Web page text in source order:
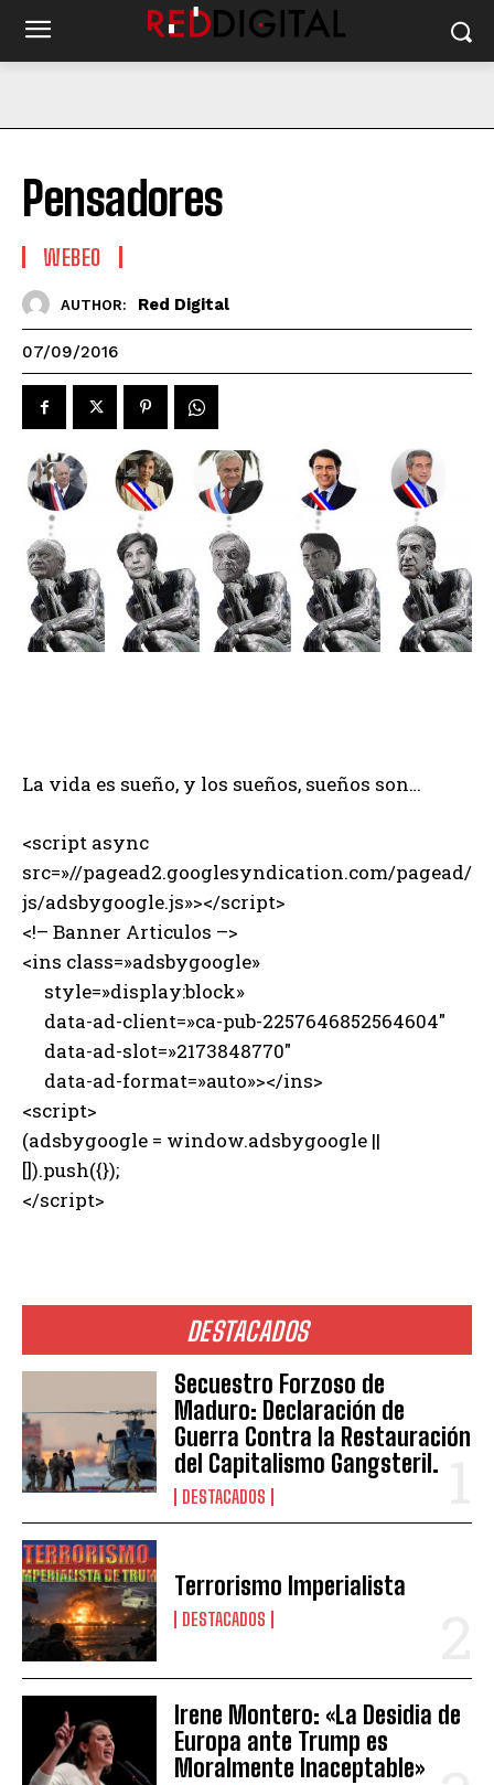
DESTACADOS
Secuestro Forzoso de
Maduro: Declaración de
Guerra Contra la Restauración
del Capitalismo Gangsteril.
DESTACADOS
Terrorismo Imperialista
DESTACADOS
Irene Montero: «La Desidia de
Europa ante Trump es
Moralmente Inaceptable»
Pensadores
WEBEO
AUTHOR: Red Digital
07/09/2016
La vida es sueño, y los sueños, sueños son…
<script async
src=»//pagead2.googlesyndication.com/pagead/
js/adsbygoogle.js»></script>
<!– Banner Articulos –>
<ins class=»adsbygoogle»
style=»display:block»
data-ad-client=»ca-pub-2257646852564604″
data-ad-slot=»2173848770″
data-ad-format=»auto»></ins>
<script>
(adsbygoogle = window.adsbygoogle ||
[]).push({});
</script>